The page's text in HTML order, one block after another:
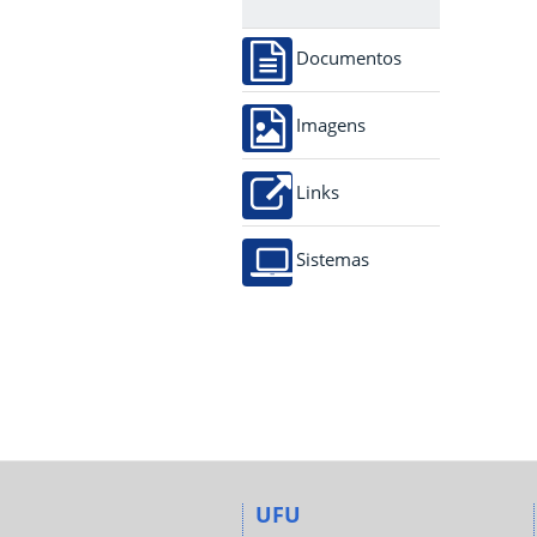
Documentos
Imagens
Links
Sistemas
UFU